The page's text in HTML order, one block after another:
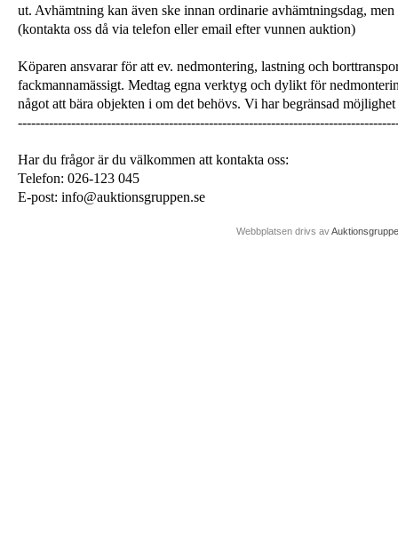
ut. Avhämtning kan även ske innan ordinarie avhämtningsdag,
(kontakta oss då via telefon eller email efter vunnen auktion)
Köparen ansvarar för att ev. nedmontering, lastning och
fackmannamässigt. Medtag egna verktyg och dylikt för
något att bära objekten i om det behövs. Vi har begränsad
Har du frågor är du välkommen att kontakta oss:
Telefon: 026-123 045
E-post: info@auktionsgruppen.se
Webbplatsen drivs av